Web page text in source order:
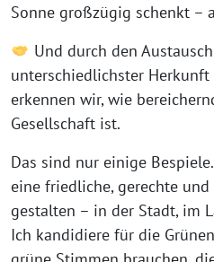
Sonne großzügig schenkt –
Und durch den
unterschiedlichster Herkunft
erkennen wir, wie
Gesellschaft ist.
Das sind nur einige
eine friedliche, gerechte
gestalten – in der Stadt, im
Ich kandidiere für die